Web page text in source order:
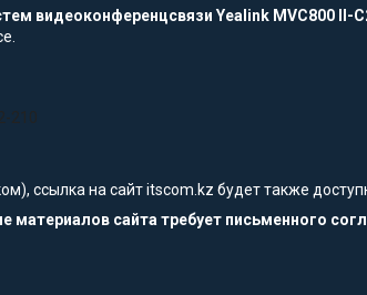
видеоконференцсвязи Yealink MVC800 II-
210
ссылка на сайт itscom.kz будет также
сайта требует письменного